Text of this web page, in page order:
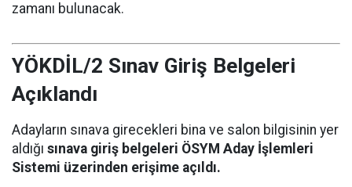
zamanı bulunacak.
YÖKDİL/2 Sınav Giriş Belgeleri
Açıklandı
Adayların sınava girecekleri bina ve salon bilgisinin yer
aldığı sınava giriş belgeleri ÖSYM Aday İşlemleri
Sistemi üzerinden erişime açıldı.